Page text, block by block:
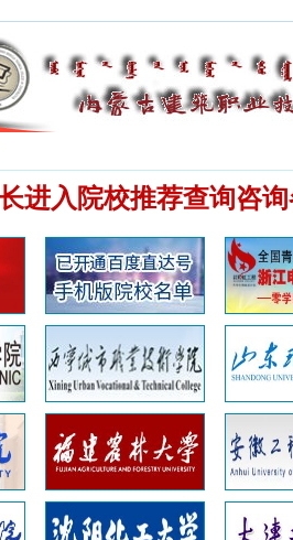
进入院校推荐查询咨